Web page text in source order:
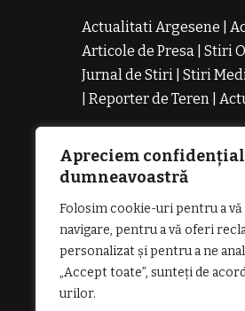
Apreciem
dumneavoastră
Folosim cookie-uri pentru a
navigare, pentru a vă oferi
personalizat și pentru a ne
„Accept toate”, sunteți de
urilor.
Actualitati Argesene
Articole de Presa
Stiri
Jurnal de Stiri
Stiri
Reporter de Teren
NoiRochii de Revelion
de Cununie
Magazin de
Comanda Rochii de Seara
GDPR: